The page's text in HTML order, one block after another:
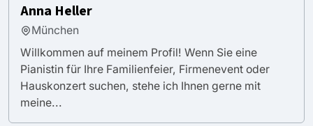
Anna Heller
München
Willkommen auf meinem Profil! Wenn Sie eine
Pianistin für Ihre Familienfeier, Firmenevent oder
Hauskonzert suchen, stehe ich Ihnen gerne mit
meine...